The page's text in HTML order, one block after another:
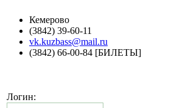
Кемерово
(3842) 39-60-11
vk.kuzbass@mail.ru
(3842) 66-00-84 [БИЛЕТЫ]
Логин: